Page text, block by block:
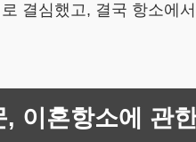
결심했고, 결국 항소에
, 이혼항소에 관